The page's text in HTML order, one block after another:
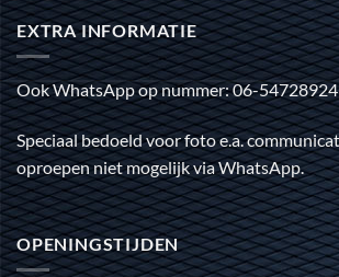
EXTRA INFORMATIE
Ook WhatsApp op nummer: 06-54728924
Speciaal bedoeld voor foto e.a.
oproepen niet mogelijk via WhatsApp.
OPENINGSTIJDEN